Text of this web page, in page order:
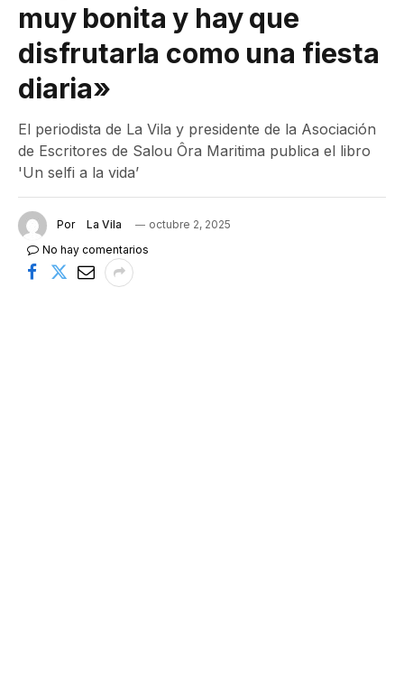
muy bonita y hay que
disfrutarla como una fiesta
diaria»
El periodista de La Vila y presidente de la Asociación
de Escritores de Salou Ôra Maritima publica el libro
'Un selfi a la vida’
Por La Vila
octubre 2, 2025
No hay comentarios